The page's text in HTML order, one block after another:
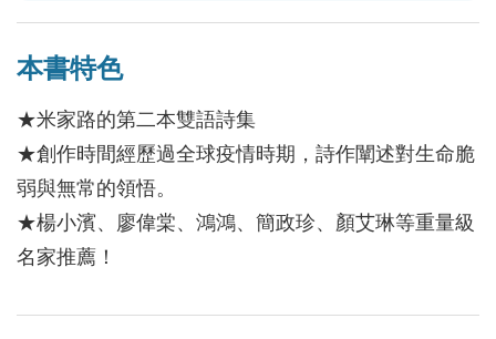
本書特色
★米家路的第二本雙語詩集
★創作時間經歷過全球疫情時期，詩作闡述對生命脆
弱與無常的領悟。
★楊小濱、廖偉棠、鴻鴻、簡政珍、顏艾琳等重量級
名家推薦！